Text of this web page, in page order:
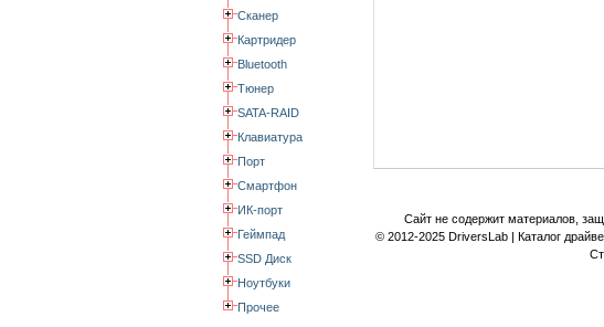
Сканер
Картридер
Bluetooth
Тюнер
SATA-RAID
Клавиатура
Порт
Смартфон
ИК-порт
Геймпад
SSD Диск
Ноутбуки
Прочее
Сайт не содержит материалов,
© 2012-2025 DriversLab | Каталог